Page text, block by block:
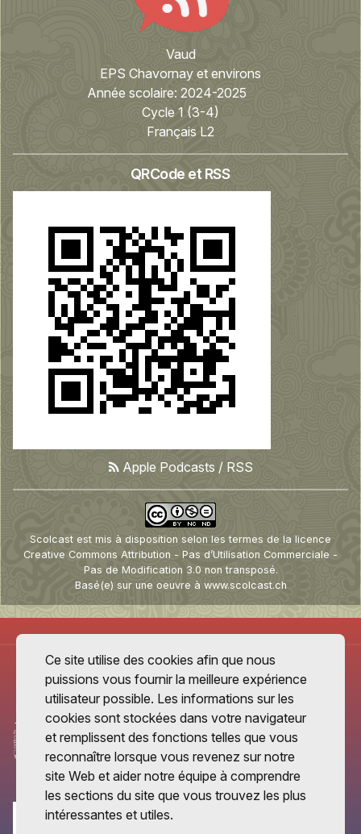
Vaud
EPS Chavornay et environs
Année scolaire: 2024-2025
Cycle 1 (3-4)
Français L2
QRCode et RSS
Apple Podcasts / RSS
Scolcast est mis à disposition selon les termes de la licence
Creative Commons Attribution - Pas d’Utilisation Commerciale -
Pas de Modification 3.0 non transposé.
Basé(e) sur une oeuvre à www.scolcast.ch
Ce site utilise des cookies afin que nous
puissions vous fournir la meilleure expérience
utilisateur possible. Les informations sur les
cookies sont stockées dans votre navigateur
et remplissent des fonctions telles que vous
reconnaître lorsque vous revenez sur notre
site Web et aider notre équipe à comprendre
les sections du site que vous trouvez les plus
intéressantes et utiles.